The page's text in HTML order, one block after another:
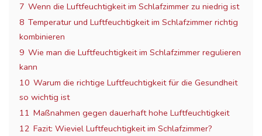
7 Wenn die Luftfeuchtigkeit im Schlafzimmer zu niedrig ist
8 Temperatur und Luftfeuchtigkeit im Schlafzimmer richtig
kombinieren
9 Wie man die Luftfeuchtigkeit im Schlafzimmer regulieren
kann
10 Warum die richtige Luftfeuchtigkeit für die Gesundheit
so wichtig ist
11 Maßnahmen gegen dauerhaft hohe Luftfeuchtigkeit
12 Fazit: Wieviel Luftfeuchtigkeit im Schlafzimmer?